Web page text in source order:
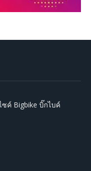
ซค์ Bigbike บิ๊กไบค์